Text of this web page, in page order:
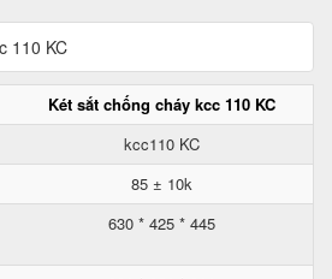
Két sắt chống cháy kcc 110 KC
kcc110 KC
85 ± 10k
630 * 425 * 445